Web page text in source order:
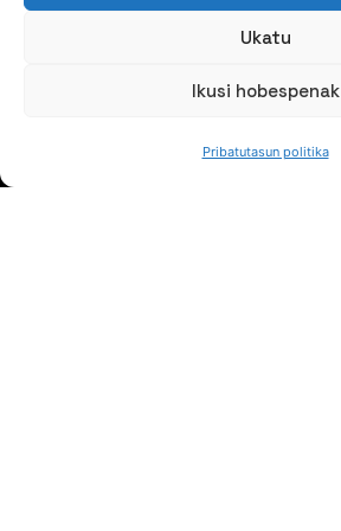
Ukatu
Ikusi hobespenak
Pribatutasun politika